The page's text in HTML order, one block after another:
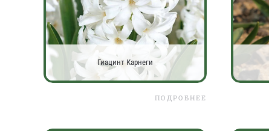
Гиацинт Карнеги
ПОДРОБНЕЕ